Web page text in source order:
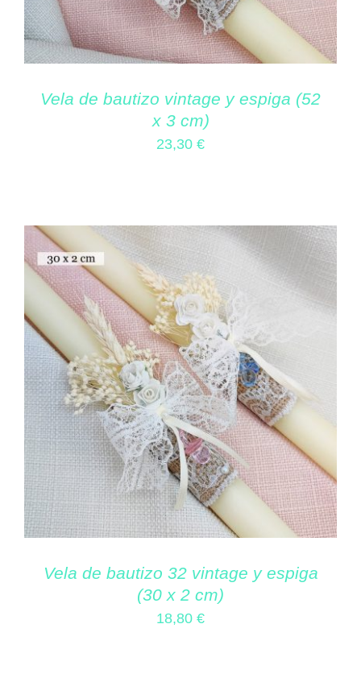
Vela de bautizo vintage y espiga (52
x 3 cm)
23,30 €
Vela de bautizo 32 vintage y espiga
(30 x 2 cm)
18,80 €